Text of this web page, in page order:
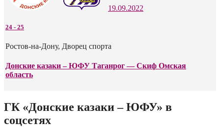
19.09.2022
24 - 25
Ростов-на-Дону, Дворец спорта
Донские казаки – ЮФУ Таганрог — Скиф Омская
область
ГК «Донские казаки – ЮФУ» в
соцсетях